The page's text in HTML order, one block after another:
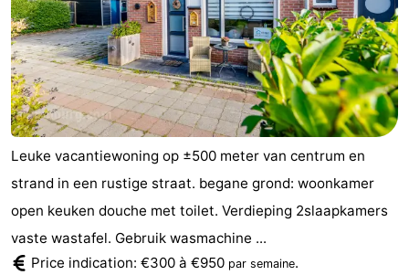
Leuke vacantiewoning op ±500 meter van centrum en
strand in een rustige straat. begane grond: woonkamer
open keuken douche met toilet. Verdieping 2slaapkamers
vaste wastafel. Gebruik wasmachine ...
Price indication: €300 à €950 par semaine.